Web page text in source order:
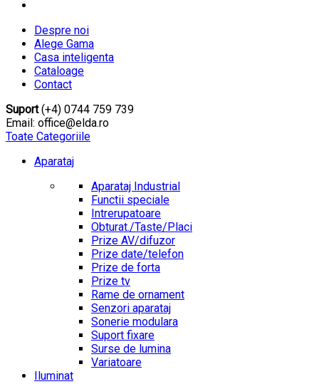
Despre noi
Alege Gama
Casa inteligenta
Cataloage
Contact
Suport(+4) 0744 759 739
Email: office@elda.ro
Toate Categoriile
Aparataj
Aparataj Industrial
Functii speciale
Intrerupatoare
Obturat./Taste/Placi
Prize AV/difuzor
Prize date/telefon
Prize de forta
Prize tv
Rame de ornament
Senzori aparataj
Sonerie modulara
Suport fixare
Surse de lumina
Variatoare
Iluminat